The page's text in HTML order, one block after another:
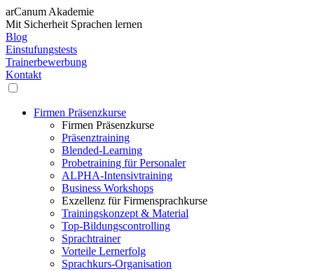
arCanum Akademie
Mit Sicherheit Sprachen lernen
Blog
Einstufungstests
Trainerbewerbung
Kontakt
Firmen Präsenzkurse
Firmen Präsenzkurse
Präsenztraining
Blended-Learning
Probetraining für Personaler
ALPHA-Intensivtraining
Business Workshops
Exzellenz für Firmensprachkurse
Trainingskonzept & Material
Top-Bildungscontrolling
Sprachtrainer
Vorteile Lernerfolg
Sprachkurs-Organisation